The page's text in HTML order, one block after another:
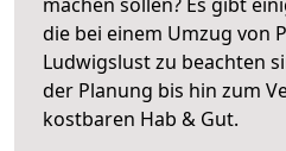
die bei einem Umzug von
Ludwigslust zu beachten
der Planung bis hin zum
kostbaren Hab & Gut.